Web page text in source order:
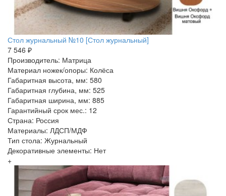
Стол журнальный №10 [Стол журнальный]
7 546 ₽
Производитель: Матрица
Материал ножек/опоры: Колёса
Габаритная высота, мм: 580
Габаритная глубина, мм: 525
Габаритная ширина, мм: 885
Гарантийный срок мес.: 12
Страна: Россия
Материалы: ЛДСП/МДФ
Тип стола: Журнальный
Декоративные элементы: Нет
+